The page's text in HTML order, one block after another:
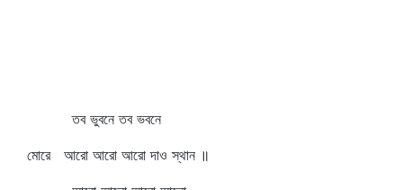
তব ভুবনে তব ভবনে
মোরে আরো আরো আরো দাও স্থান ॥